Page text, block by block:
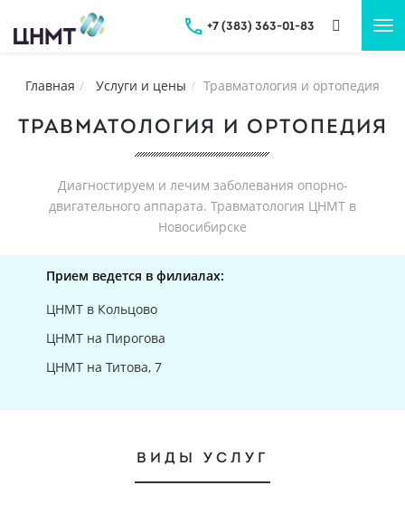
+7 (383) 363-01-83
Главная Услуги и цены Травматология и ортопедия
ТРАВМАТОЛОГИЯ И ОРТОПЕДИЯ
Диагностируем и лечим заболевания опорно-
двигательного аппарата. Травматология ЦНМТ в
Новосибирске
Прием ведется в филиалах:
ЦНМТ в Кольцово
ЦНМТ на Пирогова
ЦНМТ на Титова, 7
ВИДЫ УСЛУГ